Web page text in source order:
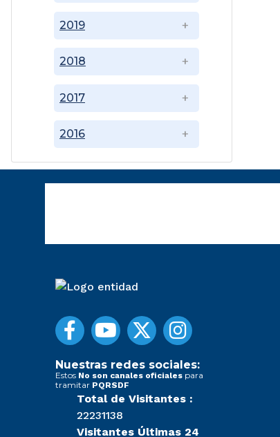
2016
2017
2018
2019
Nuestras redes sociales:
Estos No son canales oficiales para
tramitar PQRSDF
Total de Visitantes :
22231138
Visitantes Últimas 24